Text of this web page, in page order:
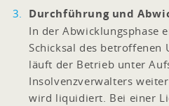
Durchführung und
In der Abwicklungsphase
Schicksal des betroffenen
läuft der Betrieb unter
Insolvenzverwalters
wird liquidiert. Bei einer